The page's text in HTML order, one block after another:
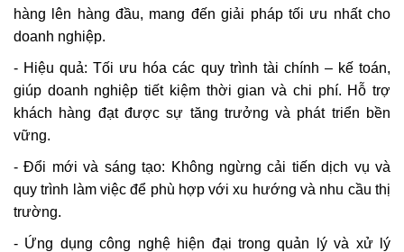
hàng lên hàng đầu, mang đến giải pháp tối ưu nhất cho
doanh nghiệp.
- Hiệu quả: Tối ưu hóa các quy trình tài chính – kế toán,
giúp doanh nghiệp tiết kiệm thời gian và chi phí. Hỗ trợ
khách hàng đạt được sự tăng trưởng và phát triển bền
vững.
- Đổi mới và sáng tạo: Không ngừng cải tiến dịch vụ và
quy trình làm việc để phù hợp với xu hướng và nhu cầu thị
trường.
- Ứng dụng công nghệ hiện đại trong quản lý và xử lý